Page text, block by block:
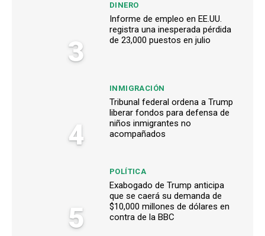
3
DINERO
Informe de empleo en EE.UU.
registra una inesperada pérdida
de 23,000 puestos en julio
4
INMIGRACIÓN
Tribunal federal ordena a Trump
liberar fondos para defensa de
niños inmigrantes no
acompañados
5
POLÍTICA
Exabogado de Trump anticipa
que se caerá su demanda de
$10,000 millones de dólares en
contra de la BBC